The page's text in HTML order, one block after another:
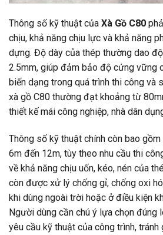
Thông số kỹ thuật của Xà Gồ C80
chịu, khả năng chịu lực và khả năng
dựng. Độ dày của thép thường dao
2.5mm, giúp đảm bảo độ cứng vững
biến dạng trong quá trình thi công và
xà gồ C80 thường đạt khoảng từ
thiết kế mái công nghiệp, nhà dân
Thông số kỹ thuật chính còn bao
6m đến 12m, tùy theo nhu cầu thi
về khả năng chịu uốn, kéo, nén của
còn được xử lý chống gỉ, chống oxi
khi dùng ngoài trời hoặc ở điều kiện
Người dùng cần chú ý lựa chọn đúng
yêu cầu kỹ thuật của công trình, tránh